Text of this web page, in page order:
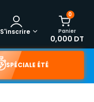
0
Panier
0,000 DT
S'inscrire
SPÉCIALE ÉTÉ